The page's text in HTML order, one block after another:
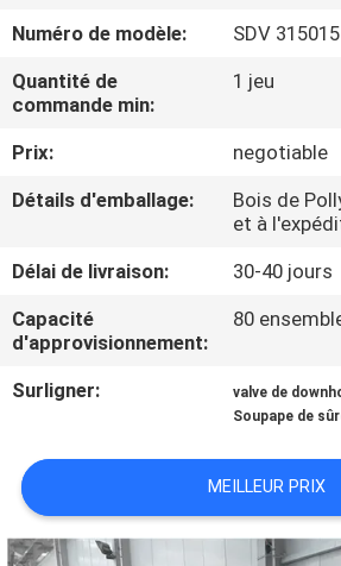
VISITE
D'USINE
CONTRÔLE
DE
CONTACTEZ-
NOUS
CAS
Numéro de modèle:
SDV 315015
Quantité de
commande min:
1 jeu
Prix:
negotiable
Détails d'emballage:
Bois de
et à
Délai de livraison:
30-40 jours
Capacité
d'approvisionnement:
80
Surligner: valve de
Soupape de
MEILLEUR PRIX